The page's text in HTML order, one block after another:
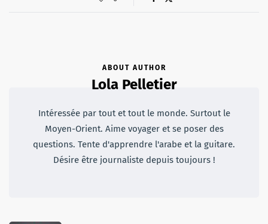
ABOUT AUTHOR
Lola Pelletier
Intéressée par tout et tout le monde. Surtout le
Moyen-Orient. Aime voyager et se poser des
questions. Tente d'apprendre l'arabe et la guitare.
Désire être journaliste depuis toujours !